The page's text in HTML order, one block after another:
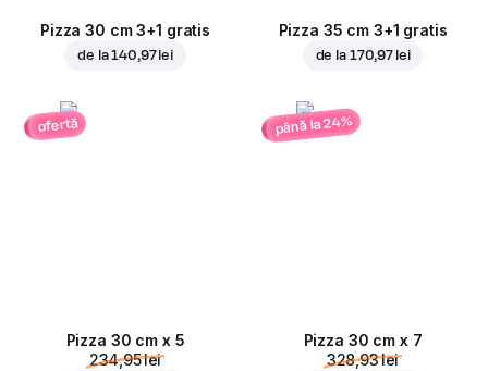
Pizza 30 cm 3+1 gratis
de la140,97 lei
Pizza 35 cm 3+1 gratis
de la 170,97 lei
ofertă
Pizza 30 cm x 5
234,95 lei
până la 24%
Pizza 30 cm x 7
328,93 lei